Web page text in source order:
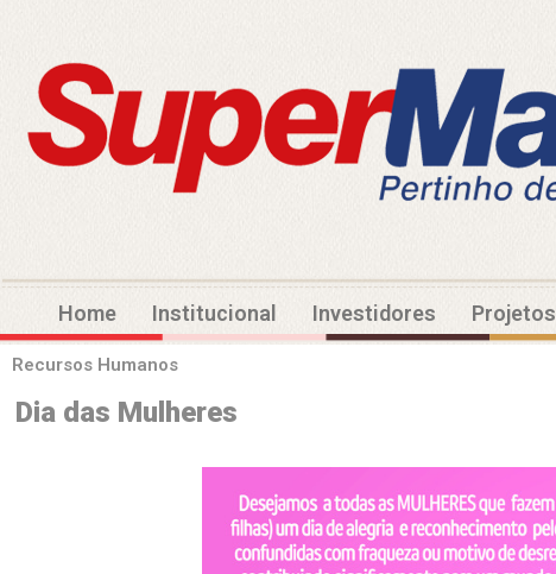
Home Institucional Investidores Projetos
Recursos Humanos
Dia das Mulheres